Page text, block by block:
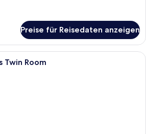
Preise für Reisedaten anzeigen
Ein Pool, umgeben von Grün, mit
Twin Room